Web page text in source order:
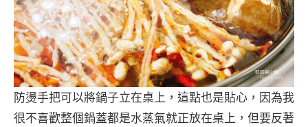
防燙手把可以將鍋子立在桌上，這點也是貼心，因為我
很不喜歡整個鍋蓋都是水蒸氣就正放在桌上，但要反著